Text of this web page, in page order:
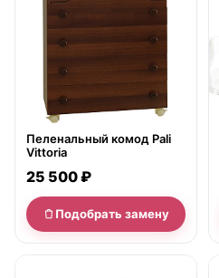
Пеленальный комод Pali
Vittoria
25 500 ₽
Подобрать замену